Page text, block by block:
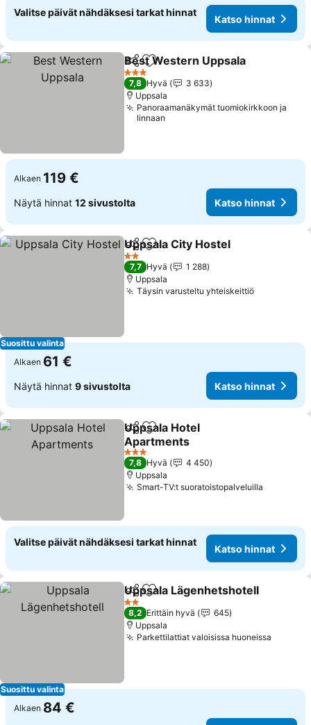
Valitse päivät nähdäksesi tarkat hinnat
Katso hinnat
Jaa Lisää suosikkeihin
Best Western Uppsala
3 Tähtiluokitus
7,8 Hyvä
3 633
Uppsala
Panoraamanäkymät tuomiokirkkoon ja
linnaan
Alkaen 119 €
Näytä hinnat 12 sivustolta Katso hinnat
Suosittu valinta
Jaa Lisää suosikkeihin
Uppsala City Hostel
2 Tähtiluokitus
7,7 Hyvä
1 288
Uppsala
Täysin varusteltu yhteiskeittiö
Alkaen 61 €
Näytä hinnat 9 sivustolta Katso hinnat
Jaa Lisää suosikkeihin
Uppsala Hotel
Apartments
3 Tähtiluokitus
7,8 Hyvä
4 450
Uppsala
Smart-TV:t suoratoistopalveluilla
Valitse päivät nähdäksesi tarkat hinnat
Katso hinnat
Suosittu valinta
Jaa Lisää suosikkeihin
Uppsala Lägenhetshotell
2 Tähtiluokitus
8,2 Erittäin hyvä
645
Uppsala
Parkettilattiat valoisissa huoneissa
Alkaen 84 €